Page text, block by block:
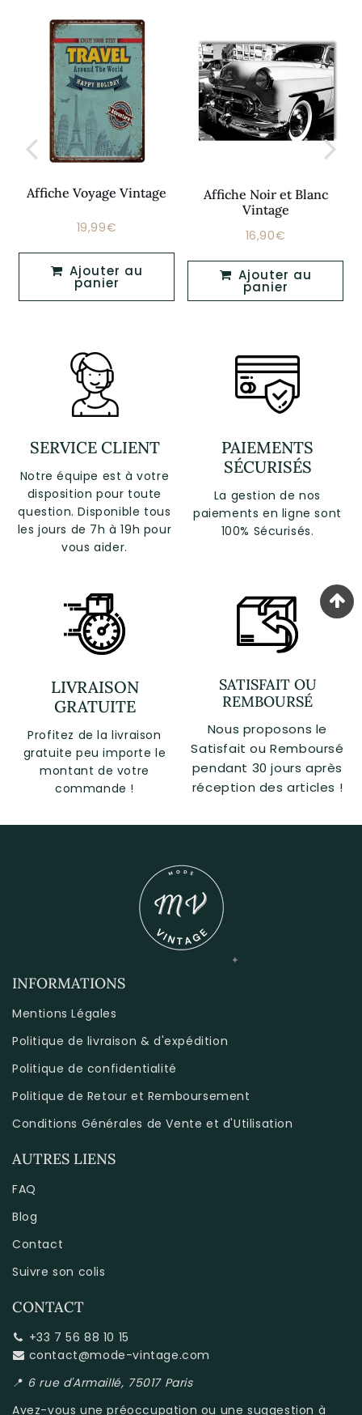
Affiche Voyage Vintage
Prix
19,99€
Ajouter au
panier
Affiche Noir et Blanc
Vintage
Prix
16,90€
panier
SERVICE CLIENT
Notre équipe est à votre
disposition pour toute
question. Disponible tous
les jours de 7h à 19h pour
vous aider.
PAIEMENTS
SÉCURISÉS
La gestion de nos
paiements en ligne sont
100% Sécurisés.
LIVRAISON
GRATUITE
Profitez de la livraison
gratuite peu importe le
montant de votre
commande !
SATISFAIT OU
REMBOURSÉ
Nous proposons le
Satisfait ou Remboursé
pendant 30 jours après
réception des articles !
INFORMATIONS
Mentions Légales
Politique de livraison & d'expédition
Politique de confidentialité
Politique de Retour et Remboursement
Conditions Générales de Vente et d'Utilisation
AUTRES LIENS
FAQ
Blog
Contact
Suivre son colis
CONTACT
+33 7 56 88 10 15
contact@mode-vintage.com
📍 6 rue d'Armaillé, 75017 Paris
Avez-vous une préoccupation ou une suggestion à